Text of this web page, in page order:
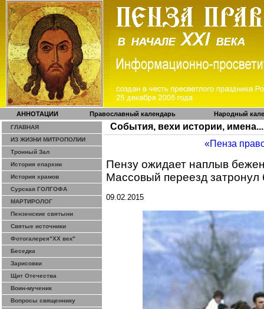
АННОТАЦИИ Православный календарь Народный
ГЛАВНАЯ
ИЗ ЖИЗНИ МИТРОПОЛИИ
Тронный Зал
История епархии
История храмов
Сурская ГОЛГОФА
МАРТИРОЛОГ
Пензенские святыни
Святые источники
Фотогалерея"ХХ век"
Беседка
Зарисовки
Щит Отечества
Воин-мученик
Вопросы священнику
События, вехи истории, имена...
«Пенза
Пензу ожидает наплыв
Массовый переезд затронул
09.02.2015